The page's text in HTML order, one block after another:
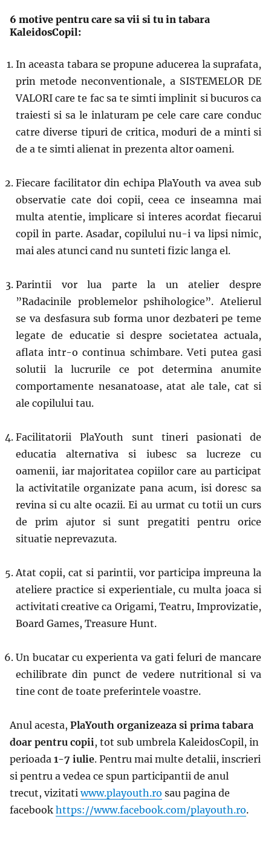
6 motive pentru care sa vii si tu in tabara
KaleidosCopil:
In aceasta tabara se propune aducerea la suprafata,
prin metode neconventionale, a SISTEMELOR DE
VALORI care te fac sa te simti implinit si bucuros ca
traiesti si sa le inlaturam pe cele care care conduc
catre diverse tipuri de critica, moduri de a minti si
de a te simti alienat in prezenta altor oameni.
Fiecare facilitator din echipa PlaYouth va avea sub
observatie cate doi copii, ceea ce inseamna mai
multa atentie, implicare si interes acordat fiecarui
copil in parte. Asadar, copilului nu-i va lipsi nimic,
mai ales atunci cand nu sunteti fizic langa el.
Parintii vor lua parte la un atelier despre
”Radacinile problemelor pshihologice”. Atelierul
se va desfasura sub forma unor dezbateri pe teme
legate de educatie si despre societatea actuala,
aflata intr-o continua schimbare. Veti putea gasi
solutii la lucrurile ce pot determina anumite
comportamente nesanatoase, atat ale tale, cat si
ale copilului tau.
Facilitatorii PlaYouth sunt tineri pasionati de
educatia alternativa si iubesc sa lucreze cu
oamenii, iar majoritatea copiilor care au participat
la activitatile organizate pana acum, isi doresc sa
revina si cu alte ocazii. Ei au urmat cu totii un curs
de prim ajutor si sunt pregatiti pentru orice
situatie neprevazuta.
Atat copii, cat si parintii, vor participa impreuna la
ateliere practice si experientiale, cu multa joaca si
activitati creative ca Origami, Teatru, Improvizatie,
Board Games, Treasure Hunt.
Un bucatar cu experienta va gati feluri de mancare
echilibrate din punct de vedere nutritional si va
tine cont de toate preferintele voastre.
Anul acesta, PlaYouth organizeaza si prima tabara
doar pentru copii , tot sub umbrela KaleidosCopil, in
perioada 1-7 iulie. Pentru mai multe detalii, inscrieri
si pentru a vedea ce spun participantii de anul
trecut, vizitatiwww.playouth.ro sau pagina de
facebook https://www.facebook.com/playouth.ro.